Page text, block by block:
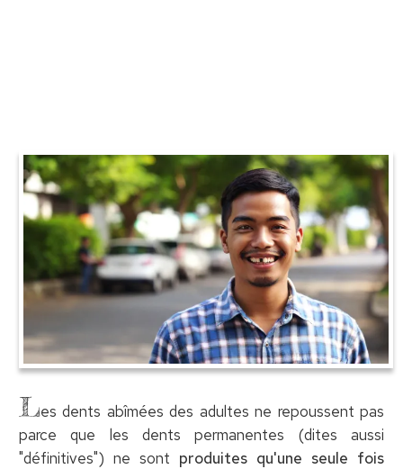
Les dents abîmées des adultes ne repoussent pas
parce que les dents permanentes (dites aussi
"définitives") ne sont produites qu'une seule fois